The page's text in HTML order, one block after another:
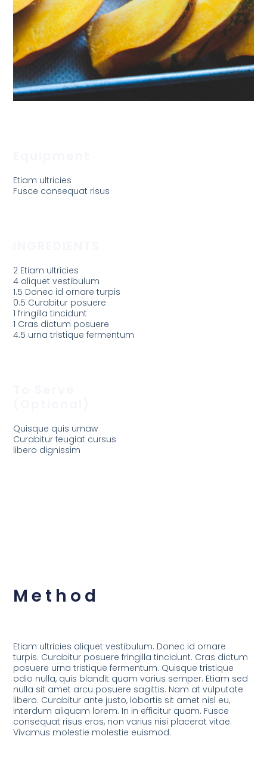
Etiam ultricies
Fusce consequat risus
2 Etiam ultricies
4 aliquet vestibulum
1.5 Donec id ornare turpis
0.5 Curabitur posuere
1 fringilla tincidunt
1 Cras dictum posuere
4.5 urna tristique fermentum
Quisque quis urnaw
Curabitur feugiat cursus
libero dignissim
Method
Etiam ultricies aliquet vestibulum. Donec id ornare
turpis. Curabitur posuere fringilla tincidunt. Cras dictum
posuere urna tristique fermentum. Quisque tristique
odio nulla, quis blandit quam varius semper. Etiam sed
nulla sit amet arcu posuere sagittis. Nam at vulputate
libero. Curabitur ante justo, lobortis sit amet nisl eu,
interdum aliquam lorem. In in efficitur quam. Fusce
consequat risus eros, non varius nisi placerat vitae.
Vivamus molestie molestie euismod.